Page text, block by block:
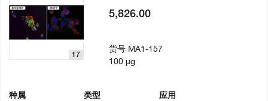
17
种属
类型
应用
5,826.00
货号 MA1-157
100 µg